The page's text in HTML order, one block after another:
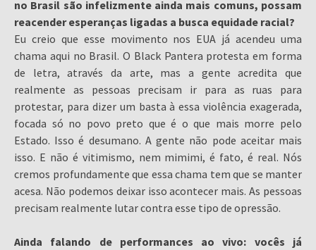
no Brasil são infelizmente ainda mais comuns, possam
reacender esperanças ligadas a busca equidade racial?
Eu creio que esse movimento nos EUA já acendeu uma
chama aqui no Brasil. O Black Pantera protesta em forma
de letra, através da arte, mas a gente acredita que
realmente as pessoas precisam ir para as ruas para
protestar, para dizer um basta à essa violência exagerada,
focada só no povo preto que é o que mais morre pelo
Estado. Isso é desumano. A gente não pode aceitar mais
isso. E não é vitimismo, nem mimimi, é fato, é real. Nós
cremos profundamente que essa chama tem que se manter
acesa. Não podemos deixar isso acontecer mais. As pessoas
precisam realmente lutar contra esse tipo de opressão.
Ainda falando de performances ao vivo: vocês já